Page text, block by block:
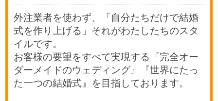
外注業者を使わず、「自分たちだけで結婚
式を作り上げる」それがわたしたちのスタ
イルです。
お客様の要望をすべて実現する『完全オー
ダーメイドのウェディング』『世界にたっ
た一つの結婚式』を目指しております。